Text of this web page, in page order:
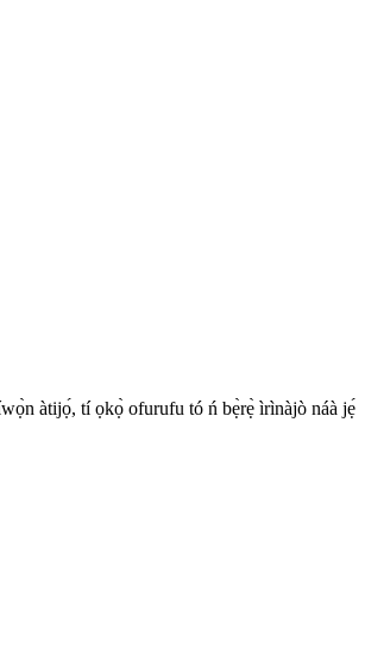
àtijọ́, tí ọkọ̀ ofurufu tó ń bẹ̀rẹ̀ ìrìnàjò náà jẹ́